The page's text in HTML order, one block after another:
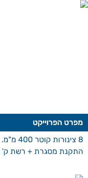
מפרט הפרוייקט
8 צינורות קוטר 400 מ"מ.
התקנת מסגרת + רשת ק' 50.